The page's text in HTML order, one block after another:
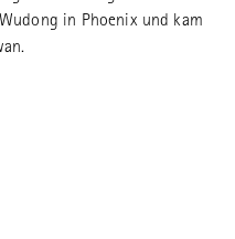
in Phoenix und kam